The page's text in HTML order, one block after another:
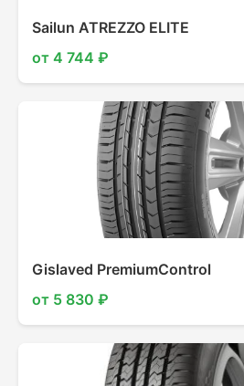
Sailun ATREZZO ELITE
от 4 744 ₽
Gislaved PremiumControl
от 5 830 ₽